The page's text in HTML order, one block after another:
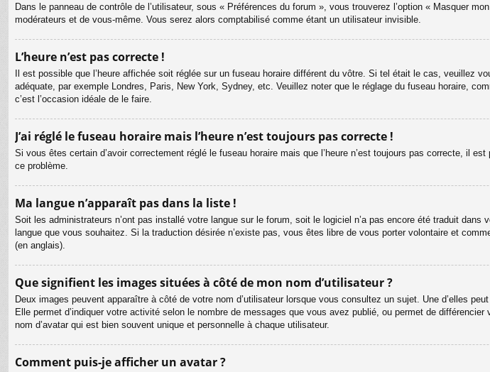
Dans le panneau de contrôle de l’utilisateur, sous « Préférences du forum », vous trouverez l’option « Masquer
modérateurs et de vous-même. Vous serez alors comptabilisé comme étant un utilisateur invisible.
L’heure n’est pas correcte !
Il est possible que l’heure affichée soit réglée sur un fuseau horaire différent du vôtre. Si tel était le cas, veuillez
adéquate, par exemple Londres, Paris, New York, Sydney, etc. Veuillez noter que le réglage du fuseau horaire,
c’est l’occasion idéale de le faire.
J’ai réglé le fuseau horaire mais l’heure n’est toujours pas correcte !
Si vous êtes certain d’avoir correctement réglé le fuseau horaire mais que l’heure n’est toujours pas correcte, il
ce problème.
Ma langue n’apparaît pas dans la liste !
Soit les administrateurs n’ont pas installé votre langue sur le forum, soit le logiciel n’a pas encore été traduit
langue que vous souhaitez. Si la traduction désirée n’existe pas, vous êtes libre de vous porter volontaire et
(en anglais).
Que signifient les images situées à côté de mon nom d’utilisateur ?
Deux images peuvent apparaître à côté de votre nom d’utilisateur lorsque vous consultez un sujet. Une d’elles
Elle permet d’indiquer votre activité selon le nombre de messages que vous avez publié, ou permet de
nom d’avatar qui est bien souvent unique et personnelle à chaque utilisateur.
Comment puis-je afficher un avatar ?